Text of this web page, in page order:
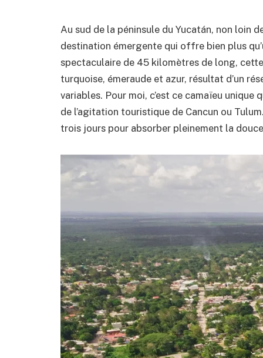
Au sud de la péninsule du Yucatán, non loin
destination émergente qui offre bien plus
spectaculaire de 45 kilomètres de long,
turquoise, émeraude et azur, résultat d’un
variables. Pour moi, c’est ce camaïeu
de l’agitation touristique de Cancun ou
trois jours pour absorber pleinement la